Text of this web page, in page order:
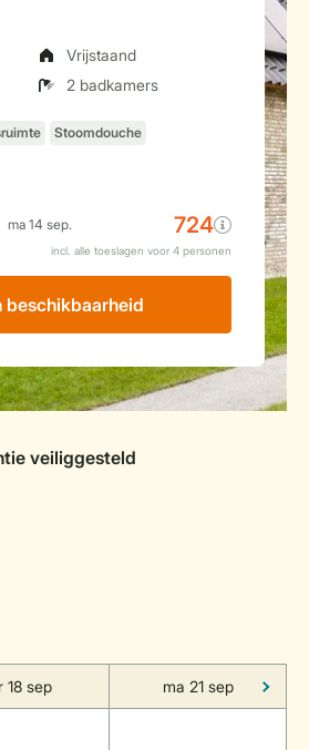
Vrijstaand
2 badkamers
beschikbaarheid
18 sep ma 21 sep